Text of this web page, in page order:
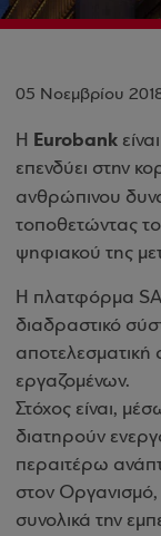
05 Νοεμβρίου
Η Eurobank
επενδύει στην
ανθρώπινου
τοποθετώντας
ψηφιακού της
Η πλατφόρμα
διαδραστικό
αποτελεσματική
εργαζομένων.
Στόχος είναι,
διατηρούν
περαιτέρω
στον Οργανισμό,
συνολικά την